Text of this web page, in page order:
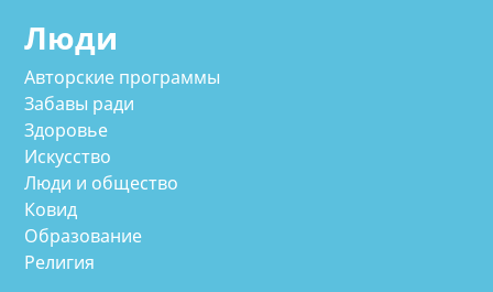
Люди
Авторские программы
Забавы ради
Здоровье
Искусство
Люди и общество
Ковид
Образование
Религия